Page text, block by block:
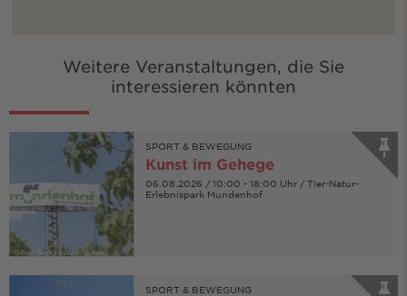
Weitere Veranstaltungen, die Sie
interessieren könnten
© Foto: Stadt Freiburg / Seeger
SPORT & BEWEGUNG
Kunst im Gehege
06.08.2026 / 10:00 - 18:00 Uhr / Tier-Natur-
Erlebnispark Mundenhof
SPORT & BEWEGUNG